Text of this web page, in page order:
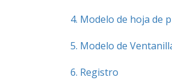
4. Modelo de hoja de
5. Modelo de
6. Registro